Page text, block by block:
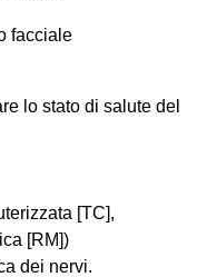
facciale
lo stato di salute del
[TC],
[RM])
dei nervi.